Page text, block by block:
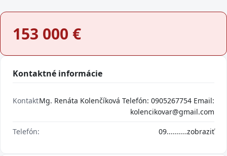
153 000 €
Kontaktné informácie
KontaktMg. Renáta Kolenčíková Telefón: 0905267754 Email:
kolencikovar@gmail.com
Telefón: 09..........zobraziť